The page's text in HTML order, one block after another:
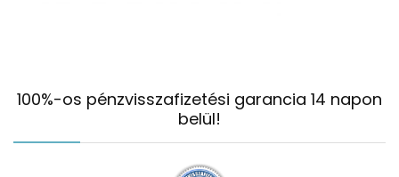
100%-os pénzvisszafizetési garancia 14 napon
belül!